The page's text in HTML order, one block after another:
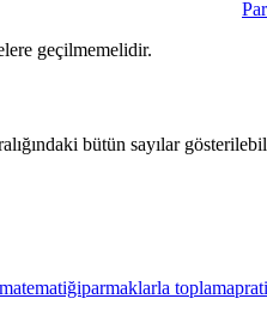
geçilmemelidir.
bütün sayılar
parmaklarla toplama